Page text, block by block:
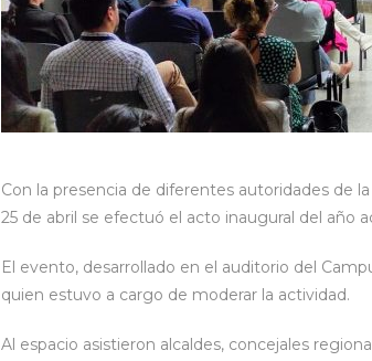
Con la presencia de diferentes autoridades de
25 de abril se efectuó el acto inaugural del año
El evento, desarrollado en el auditorio del
quien estuvo a cargo de moderar la actividad.
Al espacio asistieron alcaldes, concejales